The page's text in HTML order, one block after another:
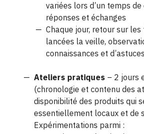
variées lors d’un temps
réponses et échanges
Chaque jour, retour sur
lancées la veille,
connaissances et d’astuces
Ateliers pratiques – 2 jours
(chronologie et contenu des
disponibilité des produits qui
essentiellement locaux et de
Expérimentations parmi :